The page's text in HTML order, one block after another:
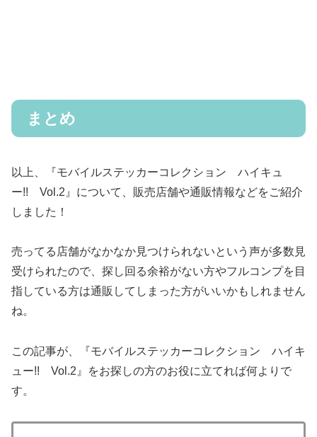
まとめ
以上、『モバイルステッカーコレクション ハイキュ
ー!! Vol.2』について、販売店舗や通販情報などをご紹介
しました！
売ってる店舗がなかなか見つけられないという声が多数見
受けられたので、探し回る余裕がない方やフルコンプを目
指している方は通販してしまった方がいいかもしれません
ね。
この記事が、『モバイルステッカーコレクション ハイキ
ュー!! Vol.2』をお探しの方のお役に立てれば何よりで
す。